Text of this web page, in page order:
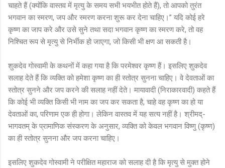
चाहते हैं (क्योंकि वास्तव में मृत्यु के समय सभी भयभीत होते हैं), तो आपको तुरंत
भगवान का स्मरण, जप और स्मरण करना शुरू कर देना चाहिए।” यदि कोई हरे
कृष्ण का जाप करे और उसे सुने तथा सदा भगवान कृष्ण का स्मरण करे, तो वह
निश्चित रूप से मृत्यु से निर्भीक हो जाएगा, जो किसी भी क्षण आ सकती है।
शुकदेव गोस्वामी के कथनों में कहा गया है कि परमेश्वर कृष्ण हैं। इसलिए शुकदेव
सलाह देते हैं कि व्यक्ति को हमेशा कृष्ण का ही स्तोत्र सुनना चाहिए। वे देवताओं का
स्तोत्र सुनने और जप करने की सलाह नहीं देते। मायावादी (निराकारवादी) कहते हैं
कि कोई भी व्यक्ति किसी भी नाम का जप कर सकता है, चाहे वह कृष्ण का हो या
देवताओं का, परिणाम एक ही होगा। लेकिन वास्तव में यह सत्य नहीं है। श्रीमद्-
भागवतम् के प्रामाणिक संस्करण के अनुसार, व्यक्ति को केवल भगवान विष्णु (कृष्ण)
का ही स्तोत्र सुनना और जप करना चाहिए।
इसलिए शुकदेव गोस्वामी ने परीक्षित महाराज को सलाह दी है कि मृत्यु से मुक्त होने